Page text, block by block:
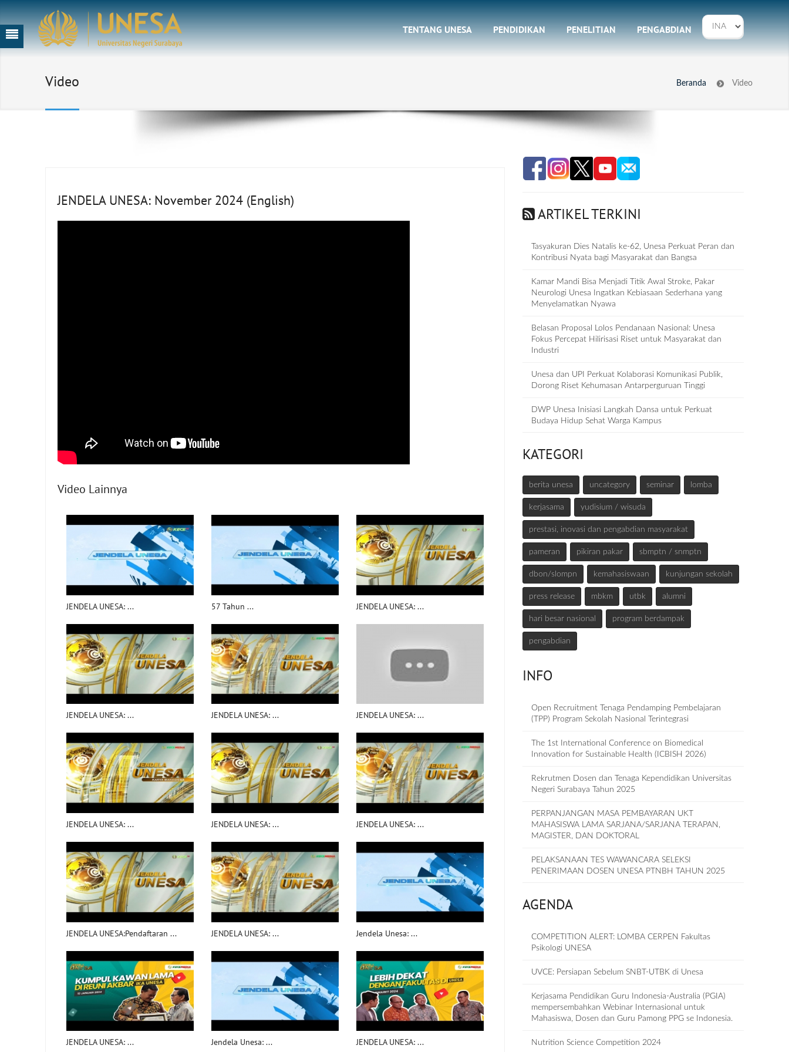
TENTANG UNESA PENDIDIKAN PENELITIAN PENGABDIAN
Video Beranda Video
JENDELA UNESA: November 2024 (English)
Video Lainnya
JENDELA UNESA: ... 57 Tahun ... JENDELA UNESA: ...
JENDELA UNESA: ... JENDELA UNESA: ... JENDELA UNESA: ...
JENDELA UNESA: ... JENDELA UNESA: ... JENDELA UNESA: ...
JENDELA UNESA:Pendaftaran ... JENDELA UNESA: ... Jendela Unesa: ...
JENDELA UNESA: ... Jendela Unesa: ... JENDELA UNESA: ...
ARTIKEL TERKINI
Tasyakuran Dies Natalis ke-62, Unesa Perkuat Peran dan
Kontribusi Nyata bagi Masyarakat dan Bangsa
Kamar Mandi Bisa Menjadi Titik Awal Stroke, Pakar
Neurologi Unesa Ingatkan Kebiasaan Sederhana yang
Menyelamatkan Nyawa
Belasan Proposal Lolos Pendanaan Nasional: Unesa
Fokus Percepat Hilirisasi Riset untuk Masyarakat dan
Industri
Unesa dan UPI Perkuat Kolaborasi Komunikasi Publik,
Dorong Riset Kehumasan Antarperguruan Tinggi
DWP Unesa Inisiasi Langkah Dansa untuk Perkuat
Budaya Hidup Sehat Warga Kampus
KATEGORI
berita unesa uncategory seminar lomba
kerjasama yudisium / wisuda
prestasi, inovasi dan pengabdian masyarakat
pameran pikiran pakar sbmptn / snmptn
dbon/slompn kemahasiswaan kunjungan sekolah
press release mbkm utbk alumni
hari besar nasional program berdampak
pengabdian
INFO
Open Recruitment Tenaga Pendamping Pembelajaran
(TPP) Program Sekolah Nasional Terintegrasi
The 1st International Conference on Biomedical
Innovation for Sustainable Health (ICBISH 2026)
Rekrutmen Dosen dan Tenaga Kependidikan Universitas
Negeri Surabaya Tahun 2025
PERPANJANGAN MASA PEMBAYARAN UKT
MAHASISWA LAMA SARJANA/SARJANA TERAPAN,
MAGISTER, DAN DOKTORAL
PELAKSANAAN TES WAWANCARA SELEKSI
PENERIMAAN DOSEN UNESA PTNBH TAHUN 2025
AGENDA
COMPETITION ALERT: LOMBA CERPEN Fakultas
Psikologi UNESA
UVCE: Persiapan Sebelum SNBT-UTBK di Unesa
Kerjasama Pendidikan Guru Indonesia-Australia (PGIA)
mempersembahkan Webinar Internasional untuk
Mahasiswa, Dosen dan Guru Pamong PPG se Indonesia.
Nutrition Science Competition 2024